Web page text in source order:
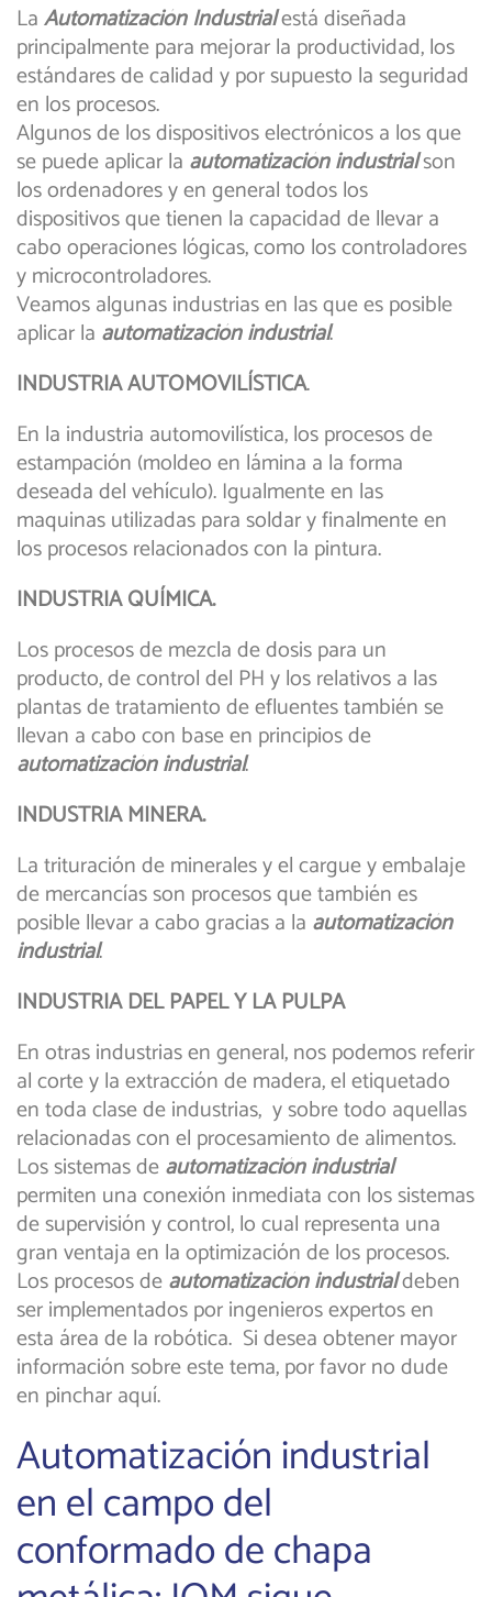
LaAutomatización Industrialestá diseñada
principalmente para mejorar la productividad, los
estándares de calidad y por supuesto la seguridad
en los procesos.
Algunos de los dispositivos electrónicos a los que
se puede aplicar la automatización industrialson
los ordenadores y en general todos los
dispositivos que tienen la capacidad de llevar a
cabo operaciones lógicas, como los controladores
y microcontroladores.
Veamos algunas industrias en las que es posible
aplicar la automatización industrial.
INDUSTRIA AUTOMOVILÍSTICA.
En la industria automovilística, los procesos de
estampación (moldeo en lámina a la forma
deseada del vehículo). Igualmente en las
maquinas utilizadas para soldar y finalmente en
los procesos relacionados con la pintura.
INDUSTRIA QUÍMICA.
Los procesos de mezcla de dosis para un
producto, de control del PH y los relativos a las
plantas de tratamiento de efluentes también se
llevan a cabo con base en principios de
automatización industrial.
INDUSTRIA MINERA.
La trituración de minerales y el cargue y embalaje
de mercancías son procesos que también es
posible llevar a cabo gracias a la automatización
industrial.
INDUSTRIA DEL PAPEL Y LA PULPA
En otras industrias en general, nos podemos referir
al corte y la extracción de madera, el etiquetado
en toda clase de industrias, y sobre todo aquellas
relacionadas con el procesamiento de alimentos.
Los sistemas deautomatización industrial
permiten una conexión inmediata con los sistemas
de supervisión y control, lo cual representa una
gran ventaja en la optimización de los procesos.
Los procesos deautomatización industrialdeben
ser implementados por ingenieros expertos en
esta área de la robótica. Si desea obtener mayor
información sobre este tema, por favor no dude
en pinchar aquí.
Automatización industrial
en el campo del
conformado de chapa